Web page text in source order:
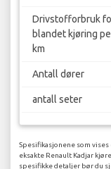
Drivstofforbruk
blandet kjøring
km
Antall dører
antall seter
Spesifikasjonene som
eksakte Renault Kadjar
spesifikke detaljer bør du